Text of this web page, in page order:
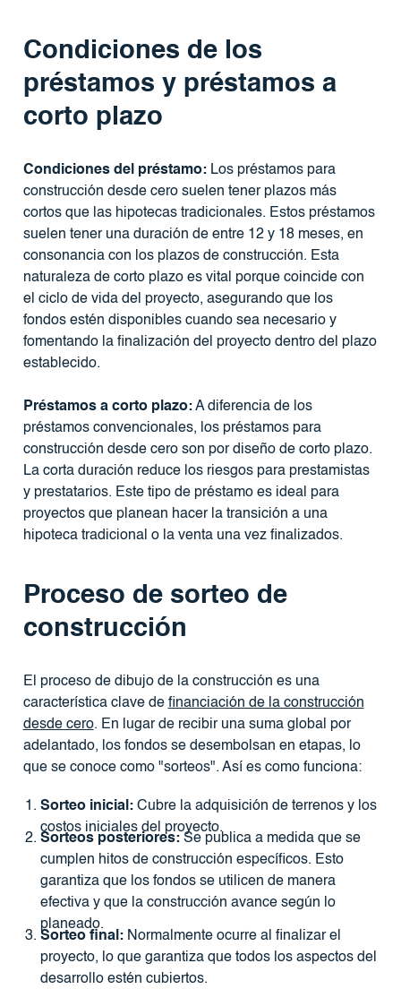
Condiciones de los
préstamos y préstamos a
corto plazo
Condiciones del préstamo:Los préstamos para
construcción desde cero suelen tener plazos más
cortos que las hipotecas tradicionales. Estos préstamos
suelen tener una duración de entre 12 y 18 meses, en
consonancia con los plazos de construcción. Esta
naturaleza de corto plazo es vital porque coincide con
el ciclo de vida del proyecto, asegurando que los
fondos estén disponibles cuando sea necesario y
fomentando la finalización del proyecto dentro del plazo
establecido.
Préstamos a corto plazo:A diferencia de los
préstamos convencionales, los préstamos para
construcción desde cero son por diseño de corto plazo.
La corta duración reduce los riesgos para prestamistas
y prestatarios. Este tipo de préstamo es ideal para
proyectos que planean hacer la transición a una
hipoteca tradicional o la venta una vez finalizados.
Proceso de sorteo de
construcción
El proceso de dibujo de la construcción es una
característica clave de financiación de la construcción
desde cero. En lugar de recibir una suma global por
adelantado, los fondos se desembolsan en etapas, lo
que se conoce como "sorteos". Así es como funciona:
Sorteo inicial:Cubre la adquisición de terrenos y los
costos iniciales del proyecto.
Sorteos posteriores:Se publica a medida que se
cumplen hitos de construcción específicos. Esto
garantiza que los fondos se utilicen de manera
efectiva y que la construcción avance según lo
planeado.
Sorteo final:Normalmente ocurre al finalizar el
proyecto, lo que garantiza que todos los aspectos del
desarrollo estén cubiertos.